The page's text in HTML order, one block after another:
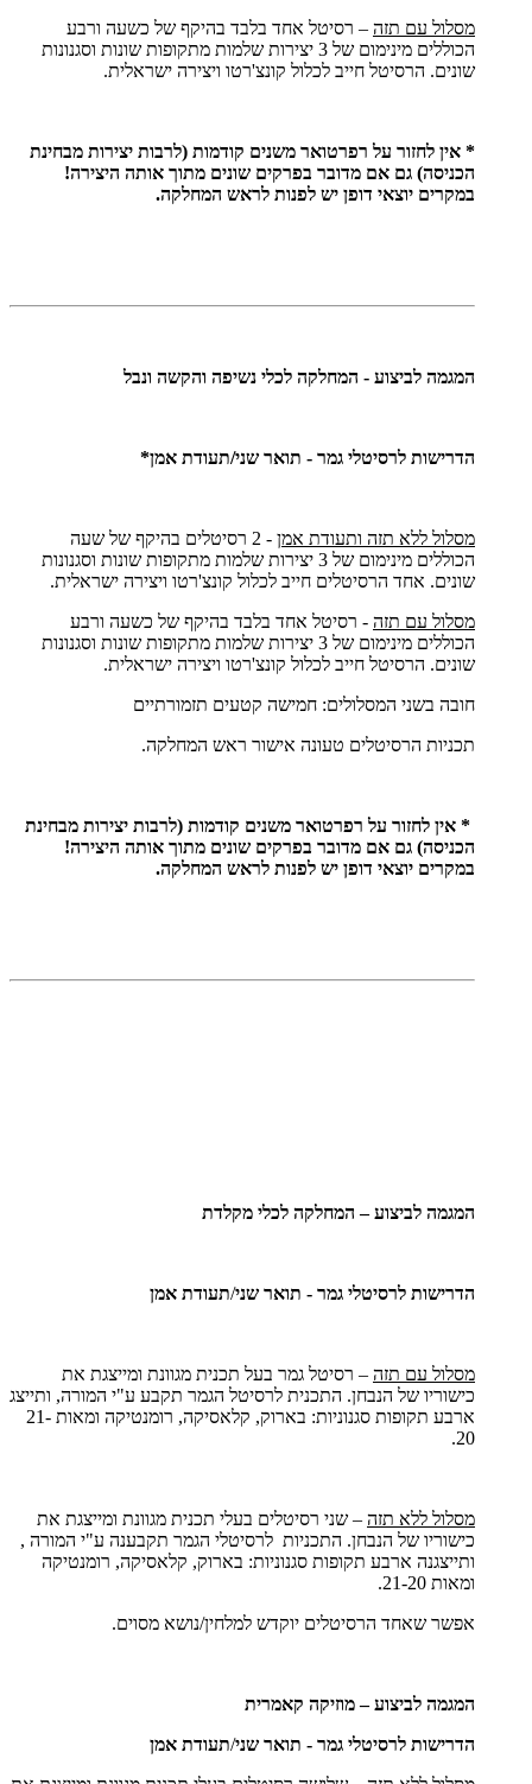
מסלול עם תזה – רסיטל אחד בלבד בהיקף של כשעה ורבע
הכוללים מינימום של 3 יצירות שלמות מתקופות שונות וסגנונות
שונים. הרסיטל חייב לכלול קונצ'רטו ויצירה ישראלית.
* אין לחזור על רפרטואר משנים קודמות (לרבות יצירות מבחינת
הכניסה) גם אם מדובר בפרקים שונים מתוך אותה היצירה!
במקרים יוצאי דופן יש לפנות לראש המחלקה.
המגמה לביצוע - המחלקה לכלי נשיפה והקשה ונבל
הדרישות לרסיטלי גמר - תואר שני/תעודת אמן*
מסלול ללא תזה ותעודת אמן
- 2 רסיטלים בהיקף של שעה
הכוללים מינימום של 3 יצירות שלמות מתקופות שונות וסגנונות
שונים. אחד הרסיטלים חייב לכלול קונצ'רטו ויצירה ישראלית.
מסלול עם תזה - רסיטל אחד בלבד בהיקף של כשעה ורבע
הכוללים מינימום של 3 יצירות שלמות מתקופות שונות וסגנונות
שונים. הרסיטל חייב לכלול קונצ'רטו ויצירה ישראלית.
חובה בשני המסלולים: חמישה קטעים תזמורתיים
תכניות הרסיטלים טעונה אישור ראש המחלקה.
* אין לחזור על רפרטואר משנים קודמות (לרבות יצירות מבחינת
הכניסה) גם אם מדובר בפרקים שונים מתוך אותה היצירה!
במקרים יוצאי דופן יש לפנות לראש המחלקה.
המגמה לביצוע – המחלקה לכלי מקלדת
הדרישות לרסיטלי גמר - תואר שני/תעודת אמן
מסלול עם תזה – רסיטל גמר בעל תכנית מגוונת ומייצגת את
כישוריו של הנבחן. התכנית לרסיטל הגמר תקבע ע"י המורה, ותייצג
ארבע תקופות סגנוניות: בארוק, קלאסיקה, רומנטיקה ומאות 21-
20.
מסלול ללא תזה – שני רסיטלים בעלי תכנית מגוונת ומייצגת את
כישוריו של הנבחן. התכניות לרסיטלי הגמר תקבענה ע"י המורה ,
ותייצגנה ארבע תקופות סגנוניות: בארוק, קלאסיקה, רומנטיקה
ומאות 21-20.
אפשר שאחד הרסיטלים יוקדש למלחין/נושא מסוים.
המגמה לביצוע – מוזיקה קאמרית
הדרישות לרסיטלי גמר - תואר שני/תעודת אמן